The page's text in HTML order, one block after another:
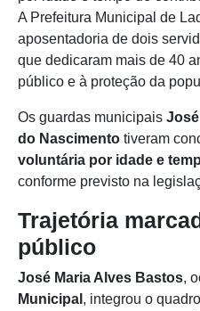
A Prefeitura Municipal de
aposentadoria de dois
que dedicaram mais de 40
público e à proteção da
Os guardas municipais
do Nascimento tiveram
voluntária por idade e
conforme previsto na
Trajetória
público
José Maria Alves Bastos,
Municipal , integrou o